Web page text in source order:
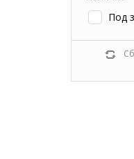
Под